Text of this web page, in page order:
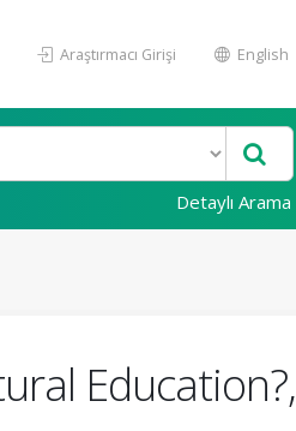
Araştırmacı Girişi English
Detaylı Arama
Education?,